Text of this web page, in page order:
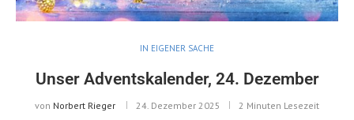
IN EIGENER SACHE
Unser Adventskalender, 24. Dezember
von Norbert Rieger 24. Dezember 2025 2 Minuten Lesezeit